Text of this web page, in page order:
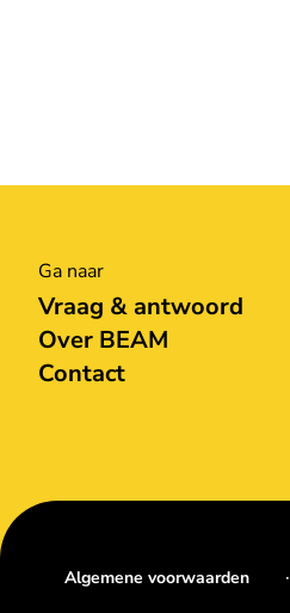
Ga naar
Vraag & antwoord
Over BEAM
Contact
Algemene voorwaarden